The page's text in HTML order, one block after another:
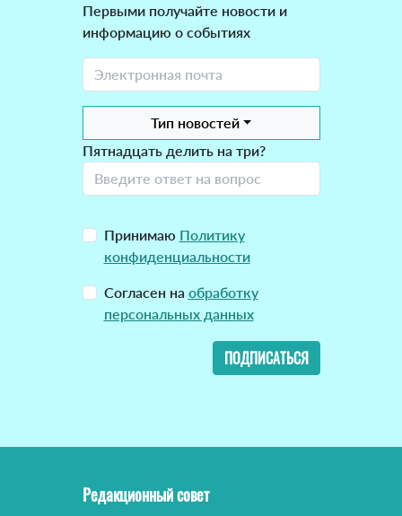
Первыми получайте новости и
информацию о событиях
Тип новостей
Пятнадцать делить на три?
Принимаю Политику
конфиденциальности
Согласен на обработку
персональных данных
ПОДПИСАТЬСЯ
Редакционный совет